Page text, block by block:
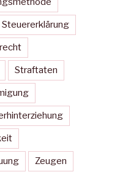
Steuererklärung
Straftaten
Zeugen